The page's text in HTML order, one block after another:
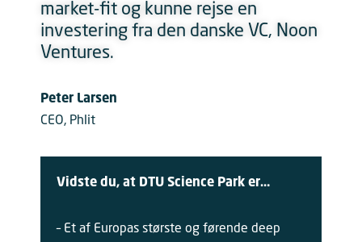
market-fit og kunne rejse en
investering fra den danske VC, Noon
Ventures.
Peter Larsen
CEO, Phlit
Vidste du, at DTU Science Park er…
– Et af Europas største og førende deep